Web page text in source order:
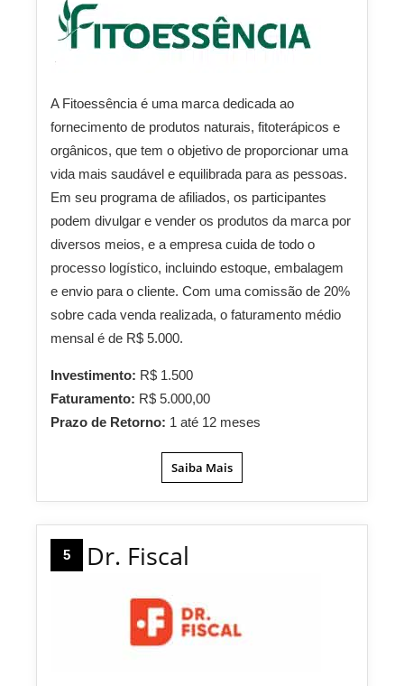
A Fitoessência é uma marca dedicada ao
fornecimento de produtos naturais, fitoterápicos e
orgânicos, que tem o objetivo de proporcionar uma
vida mais saudável e equilibrada para as pessoas.
Em seu programa de afiliados, os participantes
podem divulgar e vender os produtos da marca por
diversos meios, e a empresa cuida de todo o
processo logístico, incluindo estoque, embalagem
e envio para o cliente. Com uma comissão de 20%
sobre cada venda realizada, o faturamento médio
mensal é de R$ 5.000.
Investimento: R$ 1.500
Faturamento: R$ 5.000,00
Prazo de Retorno: 1 até 12 meses
Saiba Mais
5 Dr. Fiscal